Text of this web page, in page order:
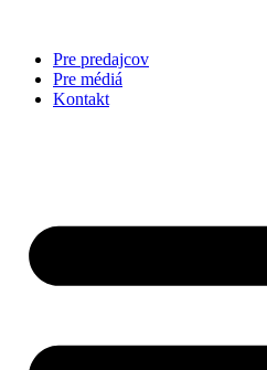
obsah
Pre predajcov
Pre médiá
Kontakt